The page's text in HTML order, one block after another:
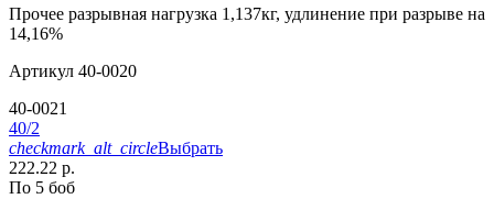
Прочее разрывная нагрузка 1,137кг, удлинение при разрыве на
14,16%
Артикул 40-0020
40-0021
40/2
checkmark_alt_circleВыбрать
222.22 р.
По 5 боб